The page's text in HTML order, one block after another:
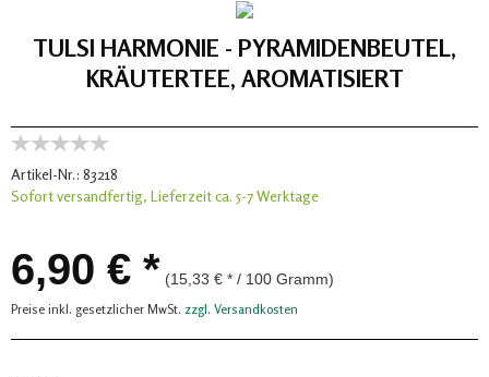
TULSI HARMONIE - PYRAMIDENBEUTEL,
KRÄUTERTEE, AROMATISIERT
Artikel-Nr.: 83218
Sofort versandfertig, Lieferzeit ca. 5-7 Werktage
6,90 € * (15,33 € * / 100 Gramm)
Preise inkl. gesetzlicher MwSt. zzgl. Versandkosten